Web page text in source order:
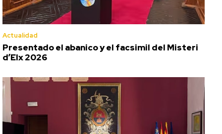
Actualidad
Presentado el abanico y el facsimil del Misteri
d’Elx 2026